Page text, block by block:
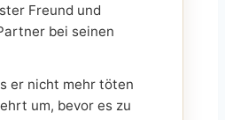
Freund und
bei seinen
er nicht mehr töten
um, bevor es zu